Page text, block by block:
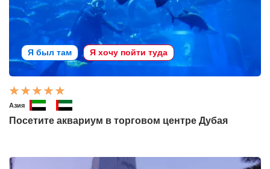
Я был там Я хочу пойти туда
Азия
Посетите аквариум в торговом центре Дубая